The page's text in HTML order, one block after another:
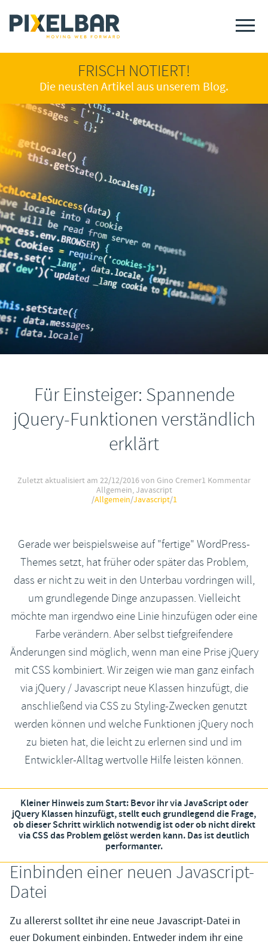
FRISCH NOTIERT!
Die neusten Artikel aus unserem Blog.
Für Einsteiger: Spannende
jQuery-Funktionen verständlich
erklärt
Zuletzt aktualisiert am 22/12/2016von Gino Cremer1 Kommentar
Allgemein,Javascript
/Allgemein/Javascript/1
Gerade wer beispielsweise auf "fertige" WordPress-
Themes setzt, hat früher oder später das Problem,
dass er nicht zu weit in den Unterbau vordringen will,
um grundlegende Dinge anzupassen. Vielleicht
möchte man irgendwo eine Linie hinzufügen oder eine
Farbe verändern. Aber selbst tiefgreifendere
Änderungen sind möglich, wenn man eine Prise jQuery
mit CSS kombiniert. Wir zeigen wie man ganz einfach
via jQuery / Javascript neue Klassen hinzufügt, die
anschließend via CSS zu Styling-Zwecken genutzt
werden können und welche Funktionen jQuery noch
zu bieten hat, die leicht zu erlernen sind und im
Entwickler-Alltag wertvolle Hilfe leisten können.
Kleiner Hinweis zum Start: Bevor ihr via JavaScript oder
jQuery Klassen hinzufügt, stellt euch grundlegend die Frage,
ob dieser Schritt wirklich notwendig ist oder ob nicht direkt
via CSS das Problem gelöst werden kann. Das ist deutlich
performanter.
Einbinden einer neuen Javascript-
Datei
Zu allererst solltet ihr eine neue Javascript-Datei in
euer Dokument einbinden. Entweder indem ihr eine